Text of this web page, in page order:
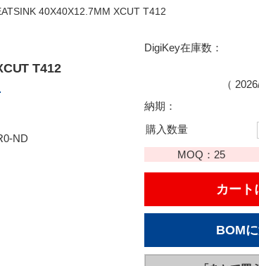
40X40X12.7MM XCUT T412
T412
ND
DigiKey在庫数：
（
納期：
購入数量
MOQ： 25